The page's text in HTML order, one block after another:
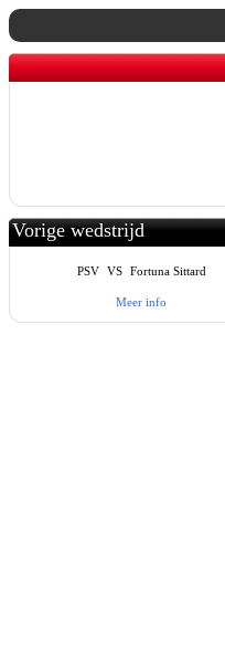
Vorige wedstrijd
PSV VS Fortuna Sittard
Meer info